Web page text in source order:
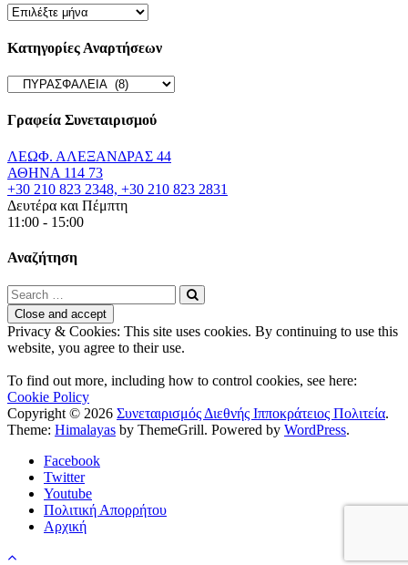
Αρχείο
Κατηγορίες Αναρτήσεων
Κατηγορίες
Γραφεία Συνεταιρισμού
ΛΕΩΦ. ΑΛΕΞΑΝΔΡΑΣ 44
ΑΘΗΝΑ 114 73
+30 210 823 2348, +30 210 823 2831
Δευτέρα και Πέμπτη
11:00 - 15:00
Αναζήτηση
Privacy & Cookies: This site uses cookies. By continuing to use this
website, you agree to their use.
To find out more, including how to control cookies, see here:
Cookie Policy
Copyright © 2026 Συνεταιρισμός Διεθνής Ιπποκράτειος Πολιτεία.
Theme: Himalayas by ThemeGrill. Powered by WordPress.
Facebook
Twitter
Youtube
Πολιτική Απορρήτου
Αρχική